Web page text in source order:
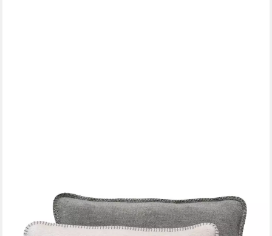
Kissenhülle Unisex Kissenhülle 1er Pack Baumwollmischung, (1
ab 43,90 €